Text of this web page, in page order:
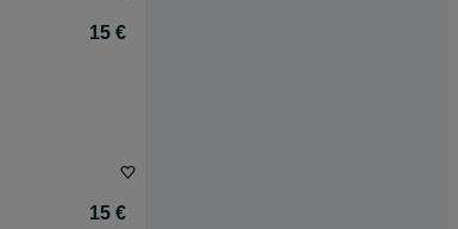
15 €
15 €